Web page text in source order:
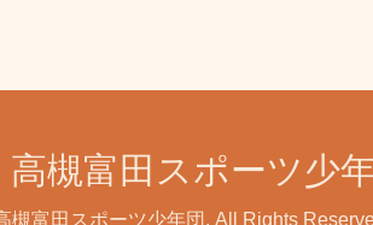
槻富田スポーツ少
富田スポーツ少年団 . All Rights